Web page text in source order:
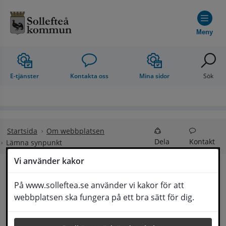
Vi använder kakor
På www.solleftea.se använder vi kakor för att
webbplatsen ska fungera på ett bra sätt för dig.
Meny
E-tjänster Kontakta oss Mina sidor Sök
Startsida
Om webbplatsen
Lämna synpunkt
Dela Kontakt
Lämna synpunkt
Här kan du lämna synpunkter, förslag och